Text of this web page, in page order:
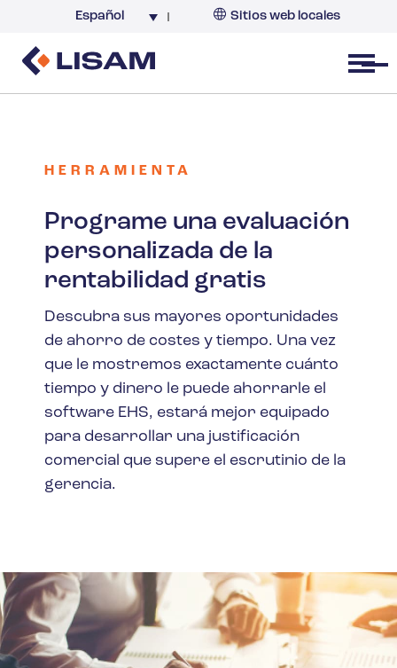
Español Sitios web locales
Open menu
HERRAMIENTA
Programe una evaluación
personalizada de la
rentabilidad gratis
Descubra sus mayores oportunidades
de ahorro de costes y tiempo. Una vez
que le mostremos exactamente cuánto
tiempo y dinero le puede ahorrarle el
software EHS, estará mejor equipado
para desarrollar una justificación
comercial que supere el escrutinio de la
gerencia.